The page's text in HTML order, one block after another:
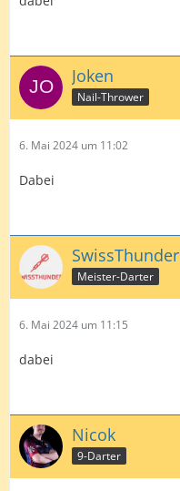
Joken
Nail-Thrower
6. Mai 2024 um 11:02
Dabei
SwissThunder
Meister-Darter
6. Mai 2024 um 11:15
dabei
Nicok
9-Darter